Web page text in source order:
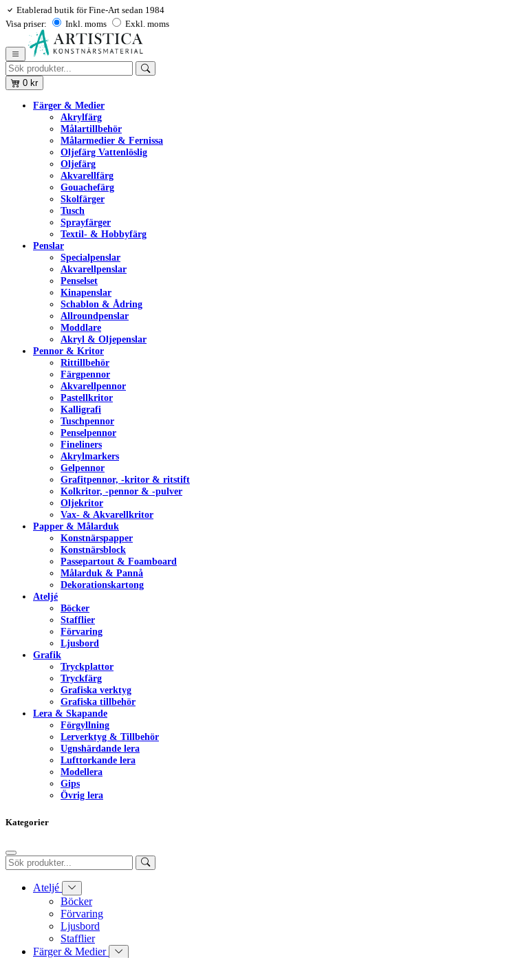
Etablerad butik för Fine-Art sedan 1984
Visa priser:
Inkl. moms Exkl. moms
0 kr
Färger & Medier
Akrylfärg
Målartillbehör
Målarmedier & Fernissa
Oljefärg Vattenlöslig
Oljefärg
Akvarellfärg
Gouachefärg
Skolfärger
Tusch
Sprayfärger
Textil- & Hobbyfärg
Penslar
Specialpenslar
Akvarellpenslar
Penselset
Kinapenslar
Schablon & Ådring
Allroundpenslar
Moddlare
Akryl & Oljepenslar
Pennor & Kritor
Rittillbehör
Färgpennor
Akvarellpennor
Pastellkritor
Kalligrafi
Tuschpennor
Penselpennor
Fineliners
Akrylmarkers
Gelpennor
Grafitpennor, -kritor & ritstift
Kolkritor, -pennor & -pulver
Oljekritor
Vax- & Akvarellkritor
Papper & Målarduk
Konstnärspapper
Konstnärsblock
Passepartout & Foamboard
Målarduk & Pannå
Dekorationskartong
Ateljé
Böcker
Stafflier
Förvaring
Ljusbord
Grafik
Tryckplattor
Tryckfärg
Grafiska verktyg
Grafiska tillbehör
Lera & Skapande
Förgyllning
Lerverktyg & Tillbehör
Ugnshärdande lera
Lufttorkande lera
Modellera
Gips
Övrig lera
Kategorier
Ateljé
Böcker
Förvaring
Ljusbord
Stafflier
Färger & Medier